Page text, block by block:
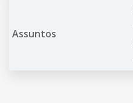
Assuntos